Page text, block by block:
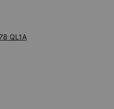
QL1A